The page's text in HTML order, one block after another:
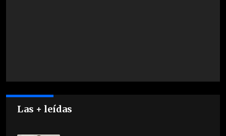
Las + leídas